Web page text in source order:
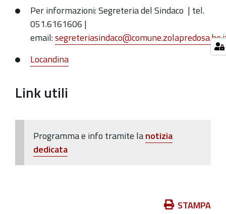
09-
25T10:30:00+02:00
09-
Per informazioni: Segreteria del Sindaco | tel.
051.6161606 |
email:
Locandina
Link utili
Programma e info tramite lanotizia
dedicata
STAMPA